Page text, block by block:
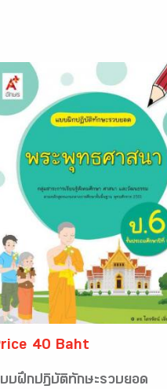
40 Baht
บฝึกปฏิบัติทักษะรวบยอด